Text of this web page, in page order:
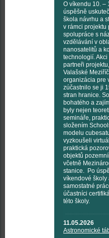
O víkendu 10. –
úspěšně
škola návrhu a
v rámci projektu
spolupráce s
vzdělávání v
nanosatelitů a
technologií.
partneři
Valašské
organizácia pre
zúčastnilo se ji
stran hranice.
bohatého a
byly nejen
semináře,
složením
modelu
vyzkoušeli
praktická
objektů
včetně
stanice. Po
víkendové školy
samostatné
účastníci
této školy.
11.05.2026
Astronomické